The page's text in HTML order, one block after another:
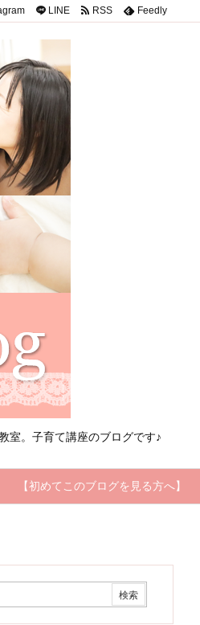
室。子育て講座のブログです♪
【初めてこのブログを見る方へ】
LINE RSS Feedly